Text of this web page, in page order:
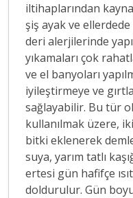
iltihaplarından
şiş ayak ve ellerdede
deri alerjilerinde
yıkamaları çok
ve el banyoları
iyileştirmeye ve
sağlayabilir. Bu tür
kullanılmak üzere,
bitki eklenerek
suya, yarım tatlı
ertesi gün hafifçe
doldurulur. Gün